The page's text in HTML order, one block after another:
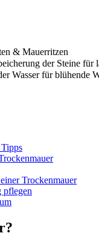
& Mauerritzen
der Steine für
Wasser für blühende
Trockenmauer
pflegen